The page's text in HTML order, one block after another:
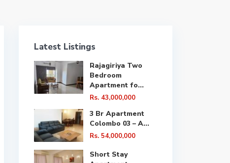
Latest Listings
Rajagiriya Two
Bedroom
Apartment fo...
Rs. 43,000,000
3 Br Apartment
Colombo 03 – A...
Rs. 54,000,000
Short Stay